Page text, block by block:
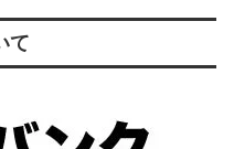
て